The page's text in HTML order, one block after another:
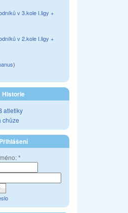
v 3.kole I.ligy +
v 2.kole I.ligy +
)
Historie
atletiky
chůze
Přihlášení
*